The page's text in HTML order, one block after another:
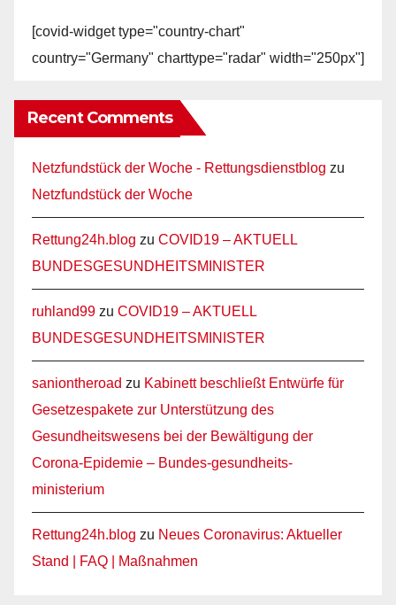
[covid-widget type="country-chart"
country="Germany" charttype="radar" width="250px"]
Recent Comments
Netzfundstück der Woche - Rettungsdienstblog zu
Netzfundstück der Woche
Rettung24h.blog zu COVID19 – AKTUELL
BUNDESGESUNDHEITSMINISTER
ruhland99 zu COVID19 – AKTUELL
BUNDESGESUNDHEITSMINISTER
saniontheroad zu Kabinett beschließt Entwürfe für
Gesetzespakete zur Unterstützung des
Gesundheitswesens bei der Bewältigung der
Corona-Epidemie – Bundes-gesundheits-
ministerium
Rettung24h.blog zu Neues Coronavirus: Aktueller
Stand | FAQ | Maßnahmen